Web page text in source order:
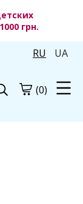
грн.
RU UA
(0)